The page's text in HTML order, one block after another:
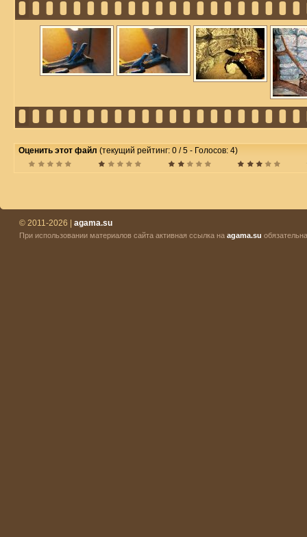
Оценить этот файл (текущий рейтинг: 0 / 5 - Голосов: 4)
© 2011-2026 | agama.su
При использовании материалов сайта активная ссылка на agama.su